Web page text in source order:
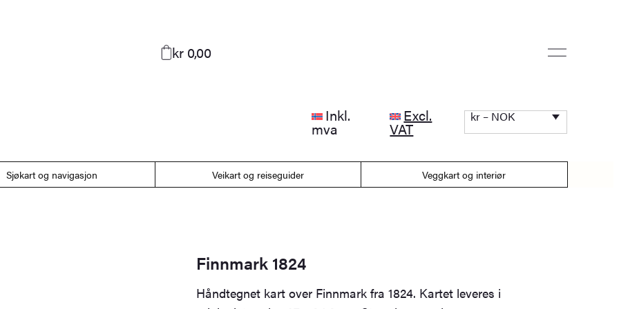
kr 0,00
Inkl.
mva
Excl.
VAT
kr – NOK
Sjøkart og navigasjon Veikart og reiseguider Veggkart og interiør
Finnmark 1824
Håndtegnet kart over Finnmark fra 1824. Kartet leveres i